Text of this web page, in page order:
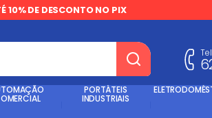
10% DE DESCONTO NO PIX
PORTÁTEIS
INDUSTRIAIS